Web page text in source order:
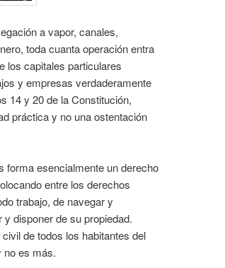
a vapor, canales,
toda cuanta operación entra
los capitales particulares
y empresas verdaderamente
14 y 20 de la Constitución,
práctica y no una ostentación
forma esencialmente un derecho
entre los derechos
trabajo, de navegar y
disponer de su propiedad.
de todos los habitantes del
no es más.